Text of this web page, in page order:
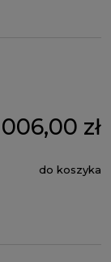
zł
do koszyka